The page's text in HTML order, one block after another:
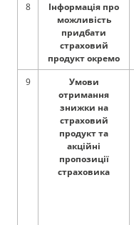
8
Інформація про
можливість
придбати
страховий
продукт окремо
9
Умови
отримання
знижки на
страховий
продукт та
акційні
пропозиції
страховика